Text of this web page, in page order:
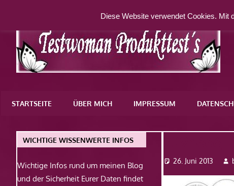
springen
WordPress-
STARTSEITE ÜBER MICH IMPRESSUM
26. Juni 2013
WICHTIGE WISSENWERTE INFOS
Wichtige Infos rund um meinen Blog
und der Sicherheit Eurer Daten findet
Diese Website verwendet Cookies. Mit